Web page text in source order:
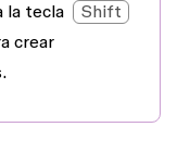
la tecla
Shift
crear